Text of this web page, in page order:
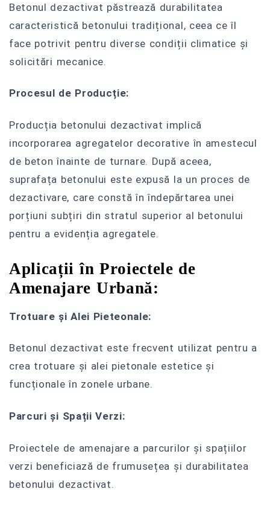
Betonul dezactivat păstrează durabilitatea
caracteristică betonului tradițional, ceea ce îl
face potrivit pentru diverse condiții climatice și
solicitări mecanice.
Procesul de Producție:
Producția betonului dezactivat implică
incorporarea agregatelor decorative în amestecul
de beton înainte de turnare. După aceea,
suprafața betonului este expusă la un proces de
dezactivare, care constă în îndepărtarea unei
porțiuni subțiri din stratul superior al betonului
pentru a evidenția agregatele.
Aplicații în Proiectele de
Amenajare Urbană:
Trotuare și Alei Pieteonale:
Betonul dezactivat este frecvent utilizat pentru a
crea trotuare și alei pietonale estetice și
funcționale în zonele urbane.
Parcuri și Spații Verzi:
Proiectele de amenajare a parcurilor și spațiilor
verzi beneficiază de frumusețea și durabilitatea
betonului dezactivat.